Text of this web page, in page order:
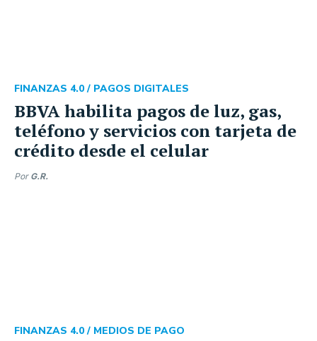
BBVA habilita pagos de luz, gas,
teléfono y servicios con tarjeta de
crédito desde el celular
FINANZAS 4.0 / PAGOS DIGITALES
Por G.R.
FINANZAS 4.0 / MEDIOS DE PAGO